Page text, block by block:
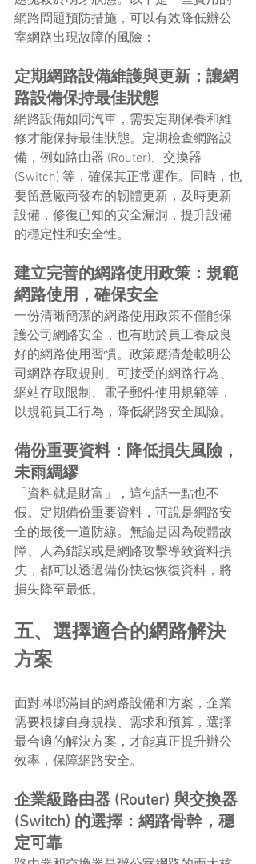
網路問題預防措施，可以有效降低辦公
室網路出現故障的風險：
定期網路設備維護與更新：讓網
路設備保持最佳狀態
網路設備如同汽車，需要定期保養和維
修才能保持最佳狀態。定期檢查網路設
備，例如路由器 (Router)、交換器
(Switch) 等，確保其正常運作。同時，也
要留意廠商發布的韌體更新，及時更新
設備，修復已知的安全漏洞，提升設備
的穩定性和安全性。
建立完善的網路使用政策：規範
網路使用，確保安全
一份清晰簡潔的網路使用政策不僅能保
護公司網路安全，也有助於員工養成良
好的網路使用習慣。政策應清楚載明公
司網路存取規則、可接受的網路行為、
網站存取限制、電子郵件使用規範等，
以規範員工行為，降低網路安全風險。
備份重要資料：降低損失風險，
未雨綢繆
「資料就是財富」，這句話一點也不
假。定期備份重要資料，可說是網路安
全的最後一道防線。無論是因為硬體故
障、人為錯誤或是網路攻擊導致資料損
失，都可以透過備份快速恢復資料，將
損失降至最低。
五、選擇適合的網路解決
方案
面對琳瑯滿目的網路設備和方案，企業
需要根據自身規模、需求和預算，選擇
最合適的解決方案，才能真正提升辦公
效率，保障網路安全。
企業級路由器 (Router) 與交換器
(Switch) 的選擇：網路骨幹，穩
定可靠